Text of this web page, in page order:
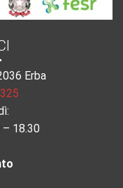
Erba
– 18.30